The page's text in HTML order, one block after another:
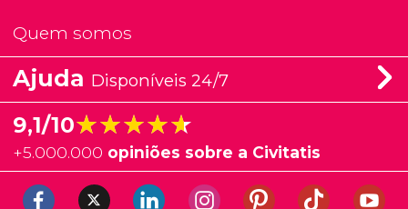
Quem somos
Ajuda Disponíveis 24/7
9,1/10★★★★★
★★★★★
+5.000.000 opiniões sobre a Civitatis